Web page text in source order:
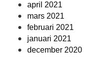
april 2021
mars 2021
februari 2021
januari 2021
december 2020